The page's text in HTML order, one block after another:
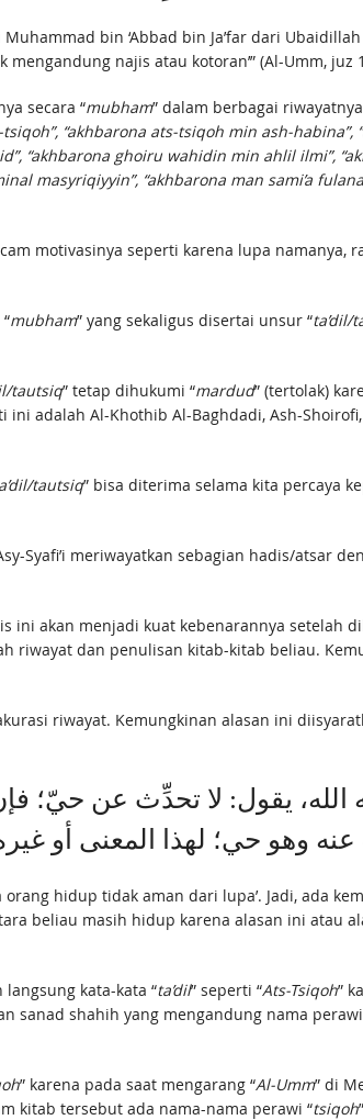
bin ‘Abbad bin Ja’far dari
najis atau kotoran’” (Al-Umm, juz
secara “mubham” dalam berbagai
tsiqoh”, “akhbarona ats-tsiqoh min ash-
“akhbarona ghoiru wahidin min ahlil ilmi”,
masyriqiyyin”, “akhbarona man sami’a
motivasinya seperti karena lupa namanya,
mubham” yang sekaligus disertai unsur “ta’dil/
tautsiq” tetap dihukumi “mardud” (tertolak)
adalah Al-Khothib Al-Baghdadi, Ash-
tautsiq” bisa diterima selama kita percaya
Syafi’i meriwayatkan sebagian hadis/atsar
ini akan menjadi kuat kebenarannya setelah
riwayat dan penulisan kitab-kitab beliau.
riwayat. Kemungkinan alasan ini
يقول: لا تحدِّث عن حيّ؛
hidup tidak aman dari lupa’. Jadi, ada
beliau masih hidup karena alasan ini atau
kata-kata “ta’dil” seperti “Ats-Tsiqoh”
sanad shahih yang mengandung nama
” karena pada saat mengarang “Al-Umm” di
kitab tersebut ada nama-nama perawi “tsiqoh